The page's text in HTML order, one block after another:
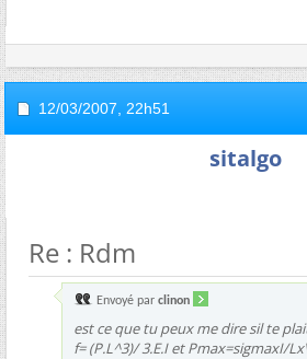
12/03/2007, 22h51
sitalgo
Re : Rdm
Envoyé par clinon
est ce que tu peux me dire sil te
f= (P.L^3)/ 3.E.I et Pmax=sigmaxI/